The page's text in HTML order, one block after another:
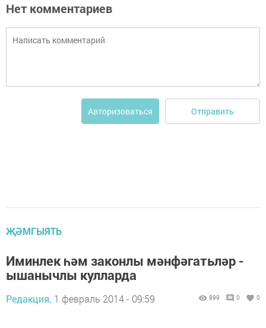
Нет комментариев
Авторизоваться Отправить
ҖӘМГЫЯТЬ
Иминлек һәм законлы мәнфәгатьләр -
ышанычлы кулларда
Редакция, 1 февраль 2014 - 09:59 899 0 0